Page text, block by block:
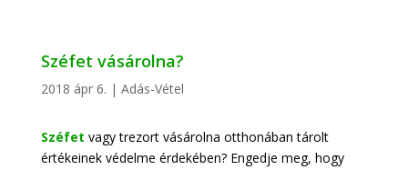
Széfet vásárolna?
2018 ápr 6. | Adás-Vétel
Széfet vagy trezort vásárolna otthonában tárolt
értékeinek védelme érdekében? Engedje meg, hogy